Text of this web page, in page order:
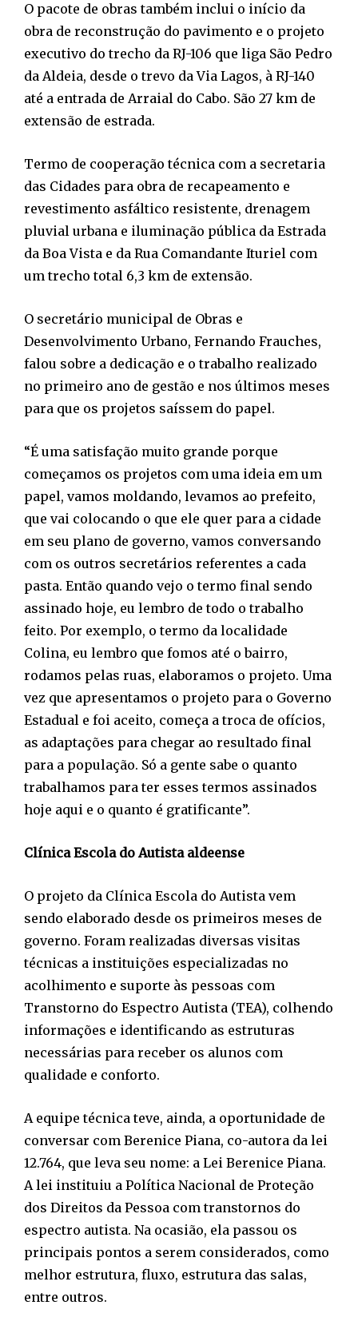
O pacote de obras também inclui o início da
obra de reconstrução do pavimento e o projeto
executivo do trecho da RJ-106 que liga São Pedro
da Aldeia, desde o trevo da Via Lagos, à RJ-140
até a entrada de Arraial do Cabo. São 27 km de
extensão de estrada.
Termo de cooperação técnica com a secretaria
das Cidades para obra de recapeamento e
revestimento asfáltico resistente, drenagem
pluvial urbana e iluminação pública da Estrada
da Boa Vista e da Rua Comandante Ituriel com
um trecho total 6,3 km de extensão.
O secretário municipal de Obras e
Desenvolvimento Urbano, Fernando Frauches,
falou sobre a dedicação e o trabalho realizado
no primeiro ano de gestão e nos últimos meses
para que os projetos saíssem do papel.
“É uma satisfação muito grande porque
começamos os projetos com uma ideia em um
papel, vamos moldando, levamos ao prefeito,
que vai colocando o que ele quer para a cidade
em seu plano de governo, vamos conversando
com os outros secretários referentes a cada
pasta. Então quando vejo o termo final sendo
assinado hoje, eu lembro de todo o trabalho
feito. Por exemplo, o termo da localidade
Colina, eu lembro que fomos até o bairro,
rodamos pelas ruas, elaboramos o projeto. Uma
vez que apresentamos o projeto para o Governo
Estadual e foi aceito, começa a troca de ofícios,
as adaptações para chegar ao resultado final
para a população. Só a gente sabe o quanto
trabalhamos para ter esses termos assinados
hoje aqui e o quanto é gratificante”.
Clínica Escola do Autista aldeense
O projeto da Clínica Escola do Autista vem
sendo elaborado desde os primeiros meses de
governo. Foram realizadas diversas visitas
técnicas a instituições especializadas no
acolhimento e suporte às pessoas com
Transtorno do Espectro Autista (TEA), colhendo
informações e identificando as estruturas
necessárias para receber os alunos com
qualidade e conforto.
A equipe técnica teve, ainda, a oportunidade de
conversar com Berenice Piana, co-autora da lei
12.764, que leva seu nome: a Lei Berenice Piana.
A lei instituiu a Política Nacional de Proteção
dos Direitos da Pessoa com transtornos do
espectro autista. Na ocasião, ela passou os
principais pontos a serem considerados, como
melhor estrutura, fluxo, estrutura das salas,
entre outros.